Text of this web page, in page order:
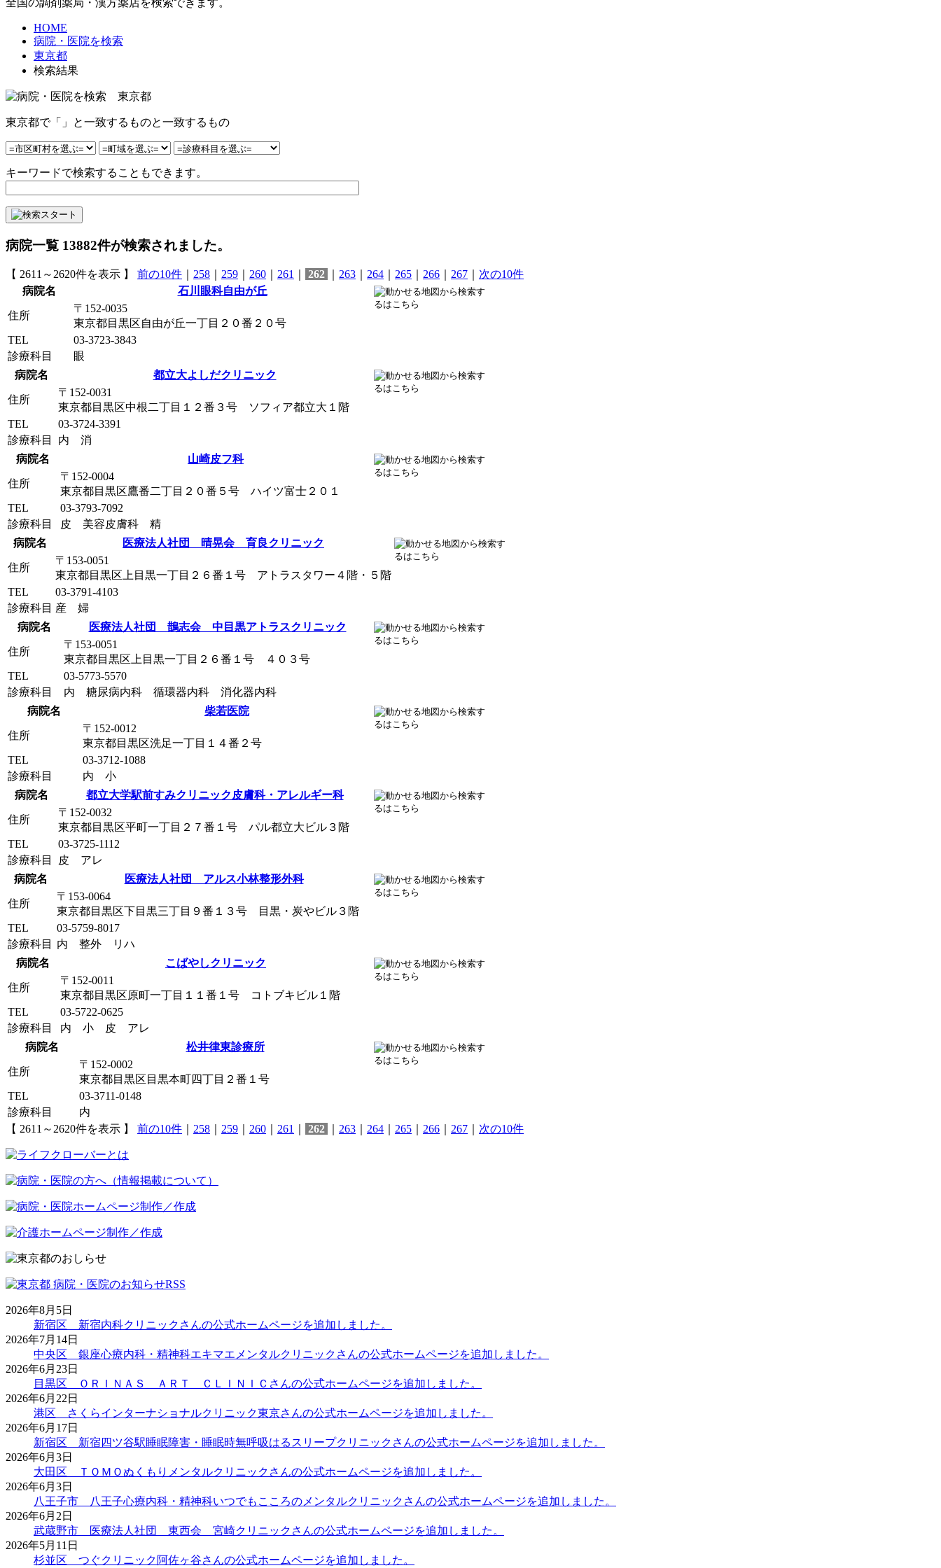
HOME
病院・医院を検索
東京都
検索結果
東京都で「」と一致するものと一致するもの
キーワードで検索することもできます。
病院一覧 13882件が検索されました。
【 2611～2620件を表示 】 前の10件 258 259 260 261 262 263 264 265 266 267
次の10件
病院名
石川眼科自由が丘
住所
〒152-0035
東京都目黒区自由が丘一丁目２０番２０号
TEL
03-3723-3843
診療科目
眼
病院名
都立大よしだクリニック
住所
〒152-0031
東京都目黒区中根二丁目１２番３号 ソフィア都立大１階
TEL
03-3724-3391
診療科目
内 消
病院名
山崎皮フ科
住所
〒152-0004
東京都目黒区鷹番二丁目２０番５号 ハイツ富士２０１
TEL
03-3793-7092
診療科目
皮 美容皮膚科 精
病院名
医療法人社団 晴晃会 育良クリニック
住所
〒153-0051
東京都目黒区上目黒一丁目２６番１号 アトラスタワー４階・５階
TEL
03-3791-4103
診療科目 産 婦
病院名
医療法人社団 鵲志会 中目黒アトラスクリニック
住所
〒153-0051
東京都目黒区上目黒一丁目２６番１号 ４０３号
TEL
03-5773-5570
診療科目
内 糖尿病内科 循環器内科 消化器内科
病院名
柴若医院
住所
〒152-0012
東京都目黒区洗足一丁目１４番２号
TEL
03-3712-1088
診療科目
内 小
病院名
都立大学駅前すみクリニック皮膚科・アレルギー科
住所
〒152-0032
東京都目黒区平町一丁目２７番１号 パル都立大ビル３階
TEL
03-3725-1112
診療科目
皮 アレ
病院名
医療法人社団 アルス小林整形外科
住所
〒153-0064
東京都目黒区下目黒三丁目９番１３号 目黒・炭やビル３階
TEL
03-5759-8017
診療科目
内 整外 リハ
病院名
こばやしクリニック
住所
〒152-0011
東京都目黒区原町一丁目１１番１号 コトブキビル１階
TEL
03-5722-0625
診療科目
内 小 皮 アレ
病院名
松井律東診療所
住所
〒152-0002
東京都目黒区目黒本町四丁目２番１号
TEL
03-3711-0148
診療科目
内
【 2611～2620件を表示 】 前の10件 258 259 260 261 262 263 264 265 266 267 次の10件
2026年8月5日
新宿区 新宿内科クリニックさんの公式ホームページを追加しました。
2026年7月14日
中央区 銀座心療内科・精神科エキマエメンタルクリニックさんの公式ホームページを追加しました。
2026年6月23日
目黒区 ＯＲＩＮＡＳ ＡＲＴ ＣＬＩＮＩＣさんの公式ホームページを追加しました。
2026年6月22日
港区 さくらインターナショナルクリニック東京さんの公式ホームページを追加しました。
2026年6月17日
新宿区 新宿四ツ谷駅睡眠障害・睡眠時無呼吸はるスリープクリニックさんの公式ホームページを追加しました。
2026年6月3日
大田区 ＴＯＭＯぬくもりメンタルクリニックさんの公式ホームページを追加しました。
2026年6月3日
八王子市 八王子心療内科・精神科いつでもこころのメンタルクリニックさんの公式ホームページを追加しました。
2026年6月2日
武蔵野市 医療法人社団 東西会 宮崎クリニックさんの公式ホームページを追加しました。
2026年5月11日
杉並区 つぐクリニック阿佐ヶ谷さんの公式ホームページを追加しました。